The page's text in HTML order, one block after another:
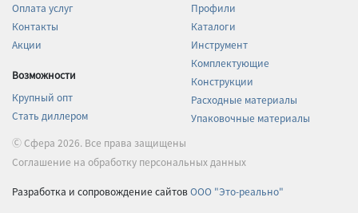
Оплата услуг
Контакты
Акции
Возможности
Крупный опт
Стать диллером
Профили
Каталоги
Инструмент
Комплектующие
Конструкции
Расходные материалы
Упаковочные материалы
Ⓒ Сфера 2026. Все права защищены
Соглашение на обработку персональных данных
Разработка и сопровождение сайтовООО "Это-реально"